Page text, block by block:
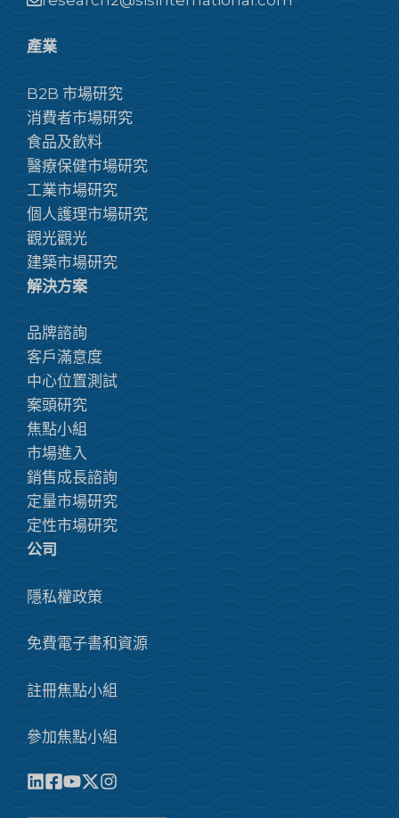
產業
B2B 市場研究
消費者市場研究
食品及飲料
醫療保健市場研究
工業市場研究
個人護理市場研究
觀光觀光
建築市場研究
解決方案
品牌諮詢
客戶滿意度
中心位置測試
案頭研究
焦點小組
市場進入
銷售成長諮詢
定量市場研究
定性市場研究
公司
隱私權政策
免費電子書和資源
註冊焦點小組
參加焦點小組